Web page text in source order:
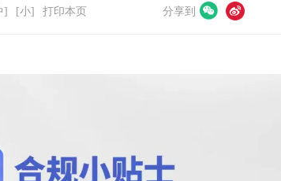
] [小] 打印本页 分享到